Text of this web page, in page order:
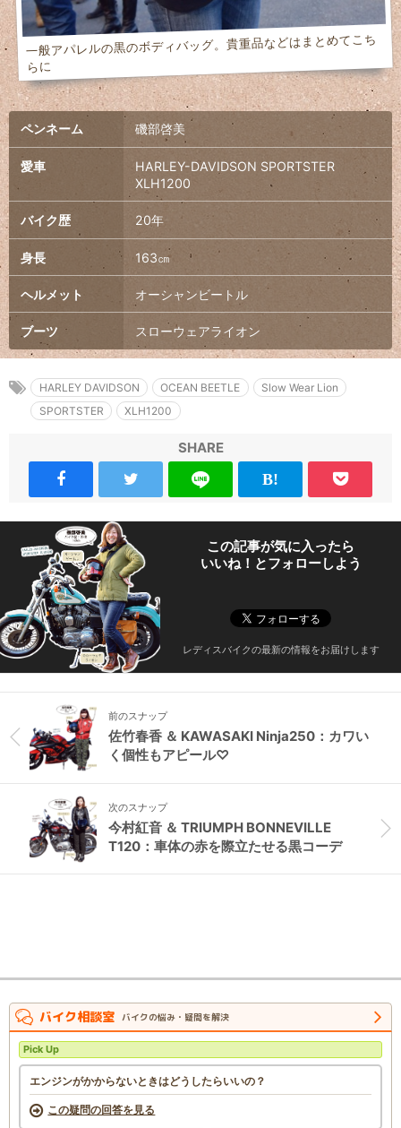
一般アパレルの黒のボディバッグ。貴重品などはまとめてこち
らに
ペンネーム 磯部啓美
愛車
HARLEY-DAVIDSON SPORTSTER
XLH1200
バイク歴 20年
身長 163㎝
ヘルメット オーシャンビートル
ブーツ スローウェアライオン
HARLEY DAVIDSON OCEAN BEETLE
Slow Wear Lion
SPORTSTER
XLH1200
SHARE
この記事が気に入ったら
いいね！とフォローしよう
レディスバイクの最新の情報をお届けします
前のスナップ
佐竹春香 ＆ KAWASAKI Ninja250：カワい
く個性もアピール♡
次のスナップ
今村紅音 ＆ TRIUMPH BONNEVILLE
T120：車体の赤を際立たせる黒コーデ
バイク相談室 バイクの悩み・疑問を解決
Pick Up
エンジンがかからないときはどうしたらいいの？
この疑問の回答を見る